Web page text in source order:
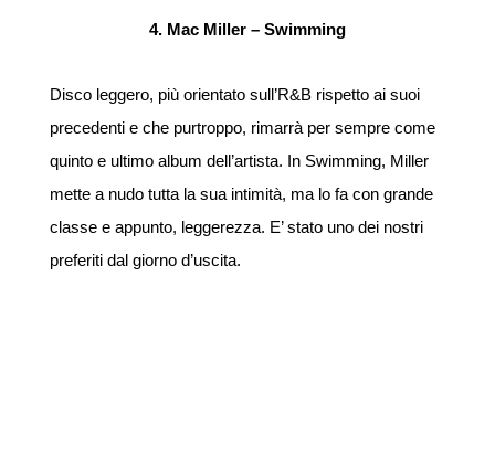
4. Mac Miller – Swimming
Disco leggero, più orientato sull’R&B rispetto ai suoi
precedenti e che purtroppo, rimarrà per sempre come
quinto e ultimo album dell’artista. In Swimming, Miller
mette a nudo tutta la sua intimità, ma lo fa con grande
classe e appunto, leggerezza. E’ stato uno dei nostri
preferiti dal giorno d’uscita.